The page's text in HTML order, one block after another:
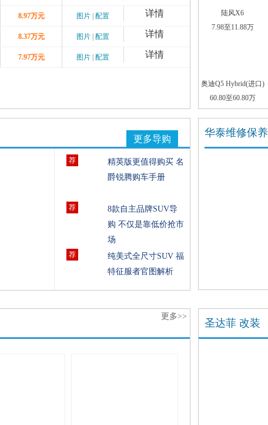
8.97万元 图片 配置 详情
8.37万元 图片 配置 详情
7.97万元 图片 配置 详情
陆风X6
7.98至11.88万
奥迪Q5 Hybrid(进口)
60.80至60.80万
更多导购
荐
精英版更值得购买 名
爵锐腾购车手册
荐
8款自主品牌SUV导
购 不仅是靠低价抢市
场
荐
纯美式全尺寸SUV 福
特征服者官图解析
华泰维修保养
更多>>
圣达菲 改装